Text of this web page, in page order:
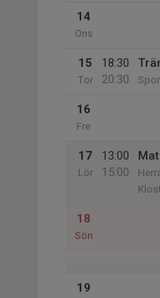
14
Ons
15
Tor
18:30
20:30
16
Fre
17
Lör
13:00
15:00
18
Sön
19